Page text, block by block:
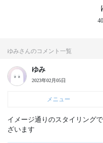
ゆみさんのコメント一覧
ゆみ
2023年02月05日
メニュー
イメージ通りのスタイリング
ざいます